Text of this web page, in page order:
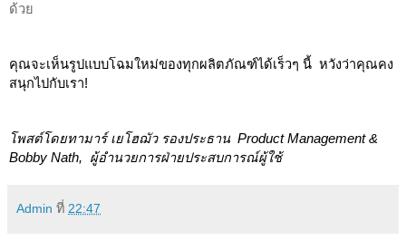
ด้วย
คุณจะเห็นรูปแบบโฉมใหม่ของทุกผลิตภัณฑ์ได้เร็วๆ นี้  หวังว่าคุณคง
สนุกไปกับเรา!
โพสต์โดยทามาร์ เยโฮฌัว รองประธาน  Product Management &
Bobby Nath,  ผู้อำนวยการฝ่ายประสบการณ์ผู้ใช้
Admin ที่ 22:47